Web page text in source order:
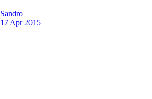
Sandro
17 Apr 2015